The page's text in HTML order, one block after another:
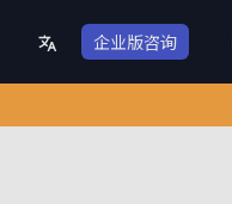
企业版咨询